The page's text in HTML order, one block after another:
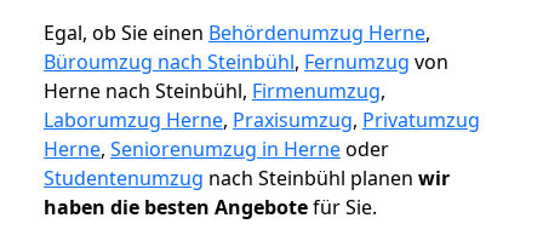
Egal, ob Sie einen Behördenumzug Herne,
Büroumzug nach Steinbühl, Fernumzug von
Herne nach Steinbühl, Firmenumzug,
Laborumzug Herne, Praxisumzug, Privatumzug
Herne, Seniorenumzug in Herneoder
Studentenumzug nach Steinbühl planen wir
haben die besten Angebotefür Sie.